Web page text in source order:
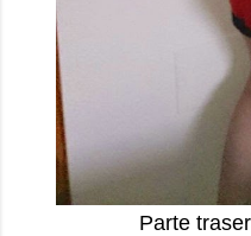
Parte